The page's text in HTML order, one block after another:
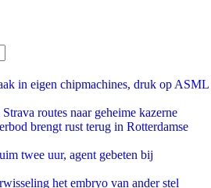
in eigen chipmachines, druk op ASML
routes naar geheime kazerne
brengt rust terug in Rotterdamse
twee uur, agent gebeten bij
het embryo van ander stel